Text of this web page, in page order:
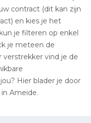
contract (dit kan zijn
en kies je het
je filteren op enkel
je meteen de
vind je de
Hier blader je door
Ameide.